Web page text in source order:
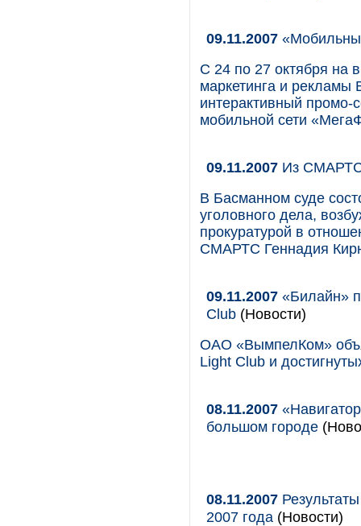
09.11.2007
С 24 по 27 октября на
маркетинга и рекламы
интерактивный промо-
мобильной сети
09.11.2007 Из
В Басманном суде
уголовного дела,
прокуратурой в
СМАРТС Геннадия
09.11.2007 «Билайн»
Club (Новости)
ОАО «ВымпелКом»
Light Club и
08.11.2007
большом городе
08.11.2007
2007 года (Новости)